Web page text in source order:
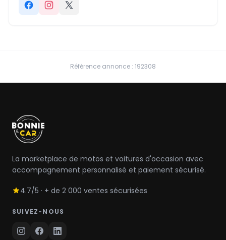
Référence annonce : 192308
La marketplace de motos et voitures d'occasion avec
accompagnement personnalisé et paiement sécurisé.
4.7/5 · + de 2 000 ventes sécurisées
SUIVEZ-NOUS